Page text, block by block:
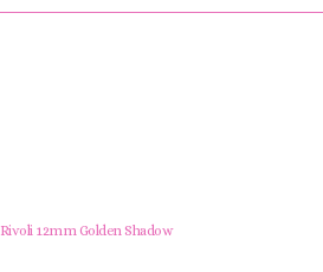
Rivoli 12mm Golden Shadow